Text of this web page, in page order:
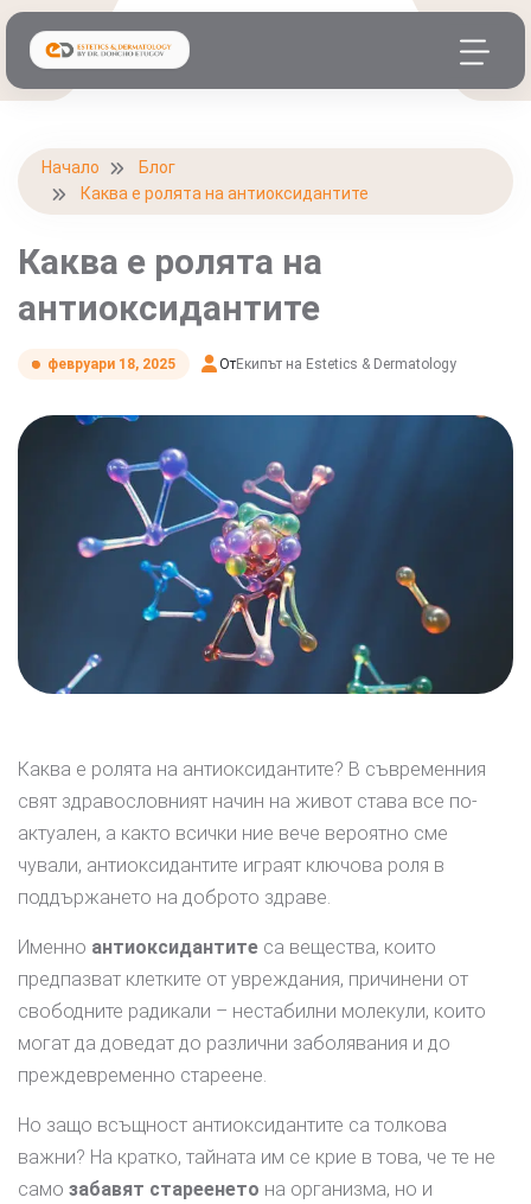
Начало
Блог
Каква е ролята на антиоксидантите
Каква е ролята на
антиоксидантите
февруари 18, 2025 ОтЕкипът на Estetics & Dermatology
Каква е ролята на антиоксидантите? В съвременния
свят здравословният начин на живот става все по-
актуален, а както всички ние вече вероятно сме
чували, антиоксидантите играят ключова роля в
поддържането на доброто здраве.
Именно антиоксидантите са вещества, които
предпазват клетките от увреждания, причинени от
свободните радикали – нестабилни молекули, които
могат да доведат до различни заболявания и до
преждевременно стареене.
Но защо всъщност антиоксидантите са толкова
важни? На кратко, тайната им се крие в това, че те не
само забавят стареенето на организма, но и